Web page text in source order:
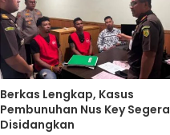
Berkas Lengkap, Kasus
Pembunuhan Nus Key Segera
Disidangkan